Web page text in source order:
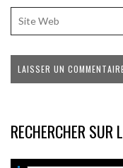
RECHERCHER SUR